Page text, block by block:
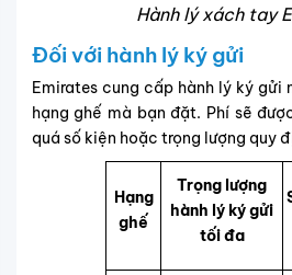
Hành lý xách tay
Đối với hành lý ký gửi
Emirates cung cấp hành lý ký gửi
hạng ghế mà bạn đặt. Phí sẽ
quá số kiện hoặc trọng lượng quy
Hạng
ghế
Trọng lượng
hành lý ký gửi
tối đa